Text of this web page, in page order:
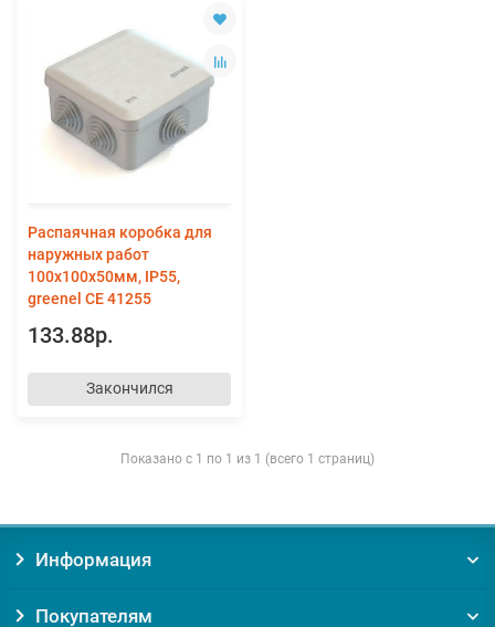
Распаячная коробка для
наружных работ
100х100х50мм, IP55,
greenel CE 41255
133.88р.
Закончился
Показано с 1 по 1 из 1 (всего 1 страниц)
Информация
Покупателям